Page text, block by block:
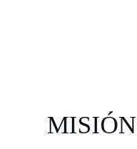
MISIÓN